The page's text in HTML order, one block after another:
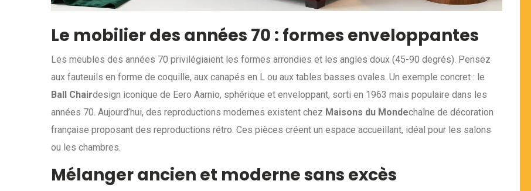
Le mobilier des années 70 : formes enveloppantes
Les meubles des années 70 privilégiaient les formes arrondies et les angles doux (45-90 degrés). Pensez
aux fauteuils en forme de coquille, aux canapés en L ou aux tables basses ovales. Un exemple concret : le
Ball Chairdesign iconique de Eero Aarnio, sphérique et enveloppant, sorti en 1963 mais populaire dans les
années 70. Aujourd’hui, des reproductions modernes existent chez Maisons du Mondechaîne de décoration
française proposant des reproductions rétro. Ces pièces créent un espace accueillant, idéal pour les salons
ou les chambres.
Mélanger ancien et moderne sans excès